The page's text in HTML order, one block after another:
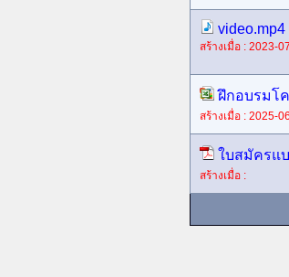
video.mp4
สร้างเมื่อ : 2023-
ฝึกอบรมโค
สร้างเมื่อ : 2025-
ใบสมัครแบ
สร้างเมื่อ :